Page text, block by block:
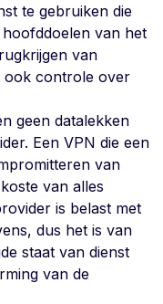
te gebruiken die
van het
van
controle over
geen datalekken
Een VPN die een
van
van alles
is belast met
dus het is van
staat van dienst
van de